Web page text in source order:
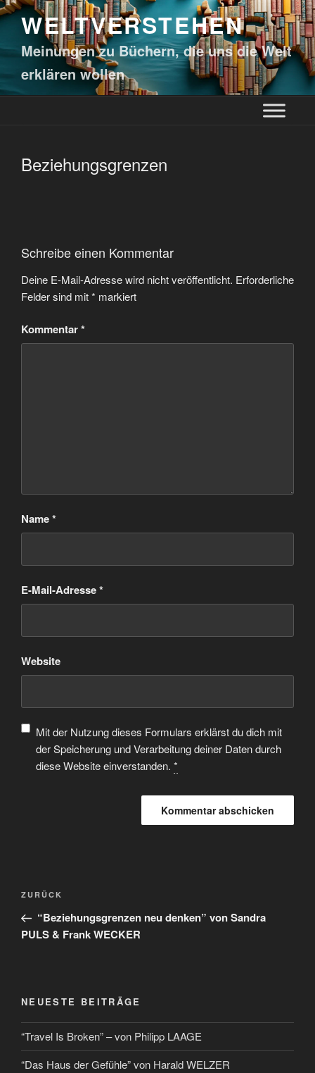
WELTVERSTEHEN
Meinungen zu Büchern, die uns die Welt
erklären wollen
Beziehungsgrenzen
Schreibe einen Kommentar
Deine E-Mail-Adresse wird nicht veröffentlicht. Erforderliche
Felder sind mit* markiert
Kommentar*
Name*
E-Mail-Adresse*
Website
Mit der Nutzung dieses Formulars erklärst du dich mit
der Speicherung und Verarbeitung deiner Daten durch
diese Website einverstanden. *
ZURÜCK
“Beziehungsgrenzen neu denken” von Sandra
PULS & Frank WECKER
NEUESTE BEITRÄGE
“Travel Is Broken” – von Philipp LAAGE
“Das Haus der Gefühle” von Harald WELZER